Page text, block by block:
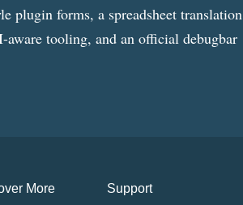
plugin forms, a spreadsheet translation
tooling, and an official debugbar
More Support